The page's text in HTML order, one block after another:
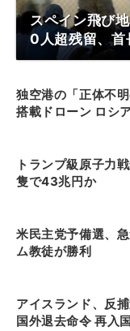
スペイン飛び
0人超残留、首
独空港の「正体不
搭載ドローン ロシ
トランプ級原子力
隻で43兆円か
米民主党予備選、
ム教徒が勝利
アイスランド、反
国外退去命令 再入